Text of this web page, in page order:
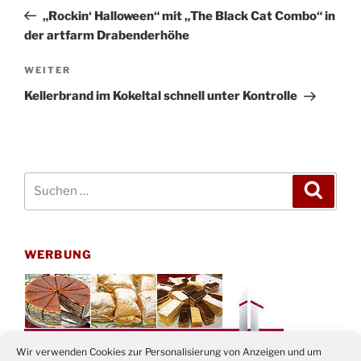
Wir verwenden Cookies zur Personalisierung von Anzeigen und um
Beitrag
„Rockin‘ Halloween“ mit „The Black Cat Combo“ in
der artfarm Drabenderhöhe
Nächster
Beitrag
WEITER
Kellerbrand im Kokeltal schnell unter Kontrolle
WERBUNG